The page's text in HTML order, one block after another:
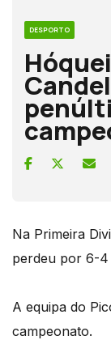
DESPORTO
Na Primeira
perdeu por 6-4
A equipa do
campeonato.